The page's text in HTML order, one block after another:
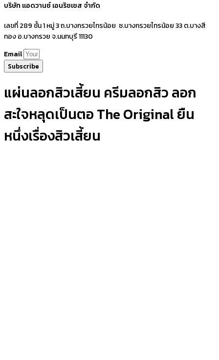
บริษัท แอดวานซ์ เอนริชเชส จำกัด
เลขที่ 289 ชั้น 1 หมู่ 3 ถ.บางกรวยไทรน้อย ซ.บางกรวยไทรน้อย 33 ต.บางสี
ทอง อ.บางกรวย จ.นนทบุรี 11130
Email
Subscribe
แผ่นลอกสิวเสี้ยน ครีมลอกสิว ลอก
สะใจหลุดเป็นตอ The Original ยืน
หนึ่งเรื่องสิวเสี้ยน